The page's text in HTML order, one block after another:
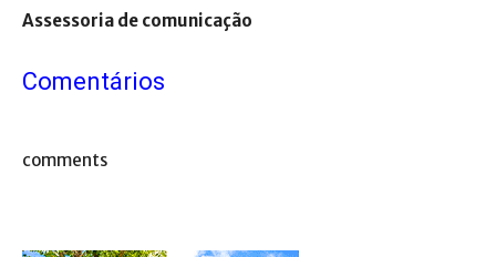
Assessoria de comunicação
Comentários
comments